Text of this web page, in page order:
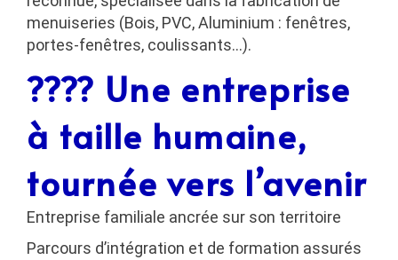
menuiseries (Bois, PVC, Aluminium : fenêtres,
portes-fenêtres, coulissants…).
???? Une entreprise
à taille humaine,
tournée vers l’avenir
Entreprise familiale ancrée sur son territoire
Parcours d’intégration et de formation assurés